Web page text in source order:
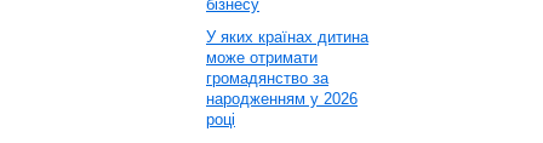
бізнесу
У яких країнах дитина
може отримати
громадянство за
народженням у 2026
році